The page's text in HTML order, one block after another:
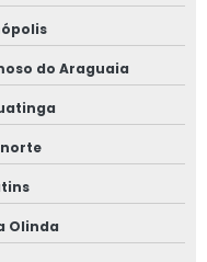
do Araguaia
Olinda